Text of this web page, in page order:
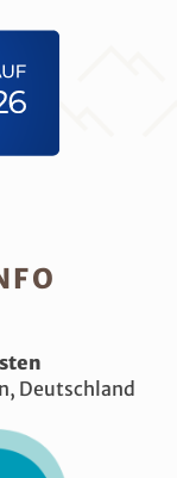
Deutschland